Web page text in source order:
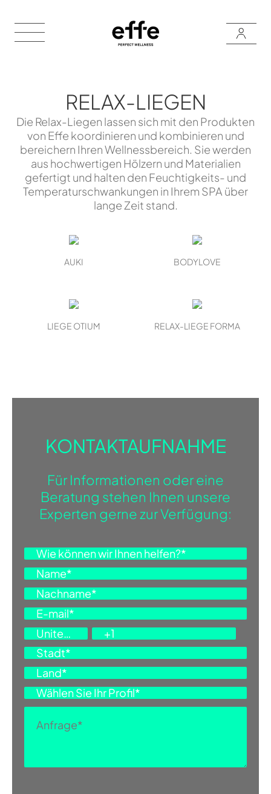
RELAX-LIEGEN
Die Relax-Liegen lassen sich mit den Produkten
von Effe koordinieren und kombinieren und
bereichern Ihren Wellnessbereich. Sie werden
aus hochwertigen Hölzern und Materialien
gefertigt und halten den Feuchtigkeits- und
Temperaturschwankungen in Ihrem SPA über
lange Zeit stand.
AUKI BODYLOVE
LIEGE OTIUM RELAX-LIEGE FORMA
KONTAKTAUFNAHME
Für Informationen oder eine
Beratung stehen Ihnen unsere
Experten gerne zur Verfügung: